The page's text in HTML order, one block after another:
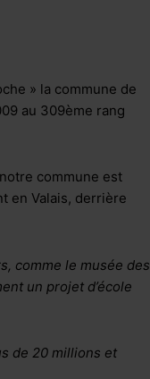
» la commune de
au 309ème rang
commune est
en Valais, derrière
comme le musée des
un projet d’école
de 20 millions et